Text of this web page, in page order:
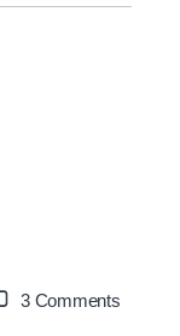
3 Commentson